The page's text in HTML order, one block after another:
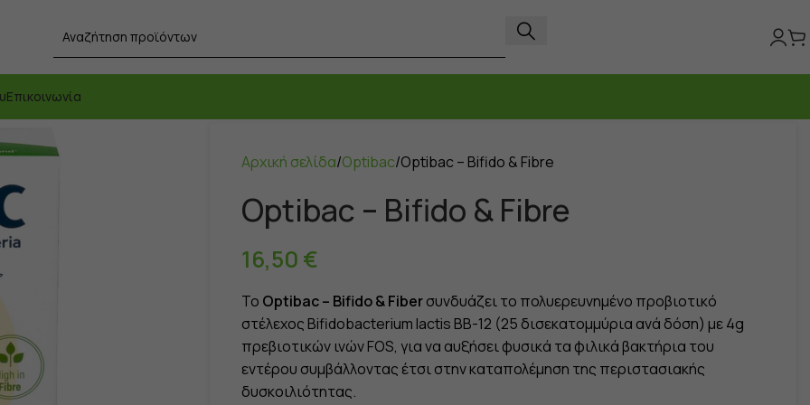
Επικοινωνία
Αρχική σελίδα Optibac Optibac – Bifido & Fibre
Optibac – Bifido & Fibre
16,50 €
Το Optibac – Bifido & Fiberσυνδυάζει το πολυερευνημένο προβιοτικό
στέλεχος Bifidobacterium lactis BB-12 (25 δισεκατομμύρια ανά δόση) με 4g
πρεβιοτικών ινών FOS, για να αυξήσει φυσικά τα φιλικά βακτήρια του
εντέρου συμβάλλοντας έτσι στην καταπολέμηση της περιστασιακής
δυσκοιλιότητας.